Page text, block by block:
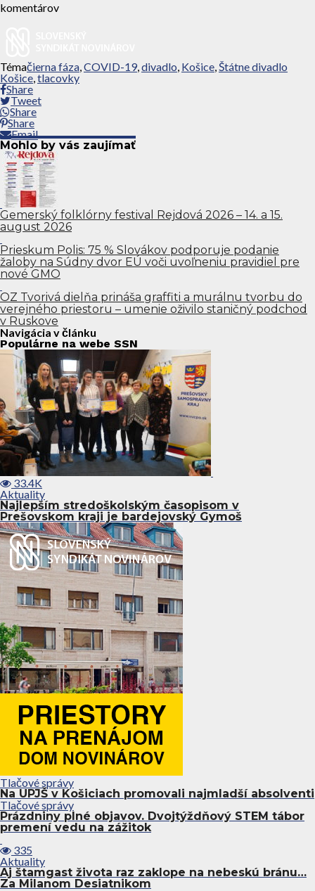
komentárov
Témačierna fáza,COVID-19,divadlo, Košice,Štátne divadlo
Košice,tlacovky
Share
Tweet
Share
Share
Email
Mohlo by vás zaujímať
Gemerský folklórny festival Rejdová 2026 – 14. a 15.
august 2026
Prieskum Polis: 75 % Slovákov podporuje podanie
žaloby na Súdny dvor EÚ voči uvoľneniu pravidiel pre
nové GMO
OZ Tvorivá dielňa prináša graffiti a murálnu tvorbu do
verejného priestoru – umenie oživilo staničný podchod
v Ruskove
Navigácia v článku
Populárne na webe SSN
33.4K
Aktuality
Najlepším stredoškolským časopisom v
Prešovskom kraji je bardejovský Gymoš
Tlačové správy
Na UPJŠ v Košiciach promovali najmladší absolventi
Tlačové správy
Prázdniny plné objavov. Dvojtýždňový STEM tábor
premení vedu na zážitok
335
Aktuality
Aj štamgast života raz zaklope na nebeskú bránu…
Za Milanom Desiatnikom